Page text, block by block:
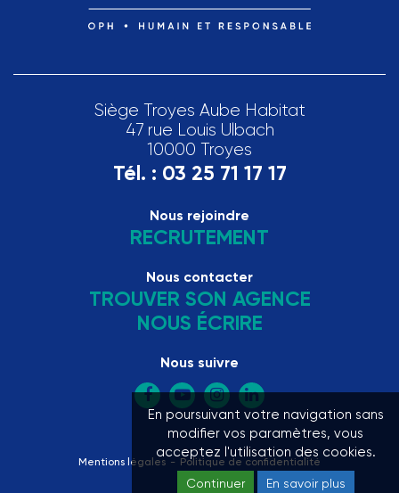
Siège Troyes Aube Habitat
47 rue Louis Ulbach
10000 Troyes
Tél. : 03 25 71 17 17
Nous rejoindre
RECRUTEMENT
Nous contacter
TROUVER SON AGENCE
NOUS ÉCRIRE
Nous suivre
Mentions légales Politique de confidentialité
En poursuivant votre navigation sans
modifier vos paramètres, vous
acceptez l'utilisation des cookies.
Continuer En savoir plus